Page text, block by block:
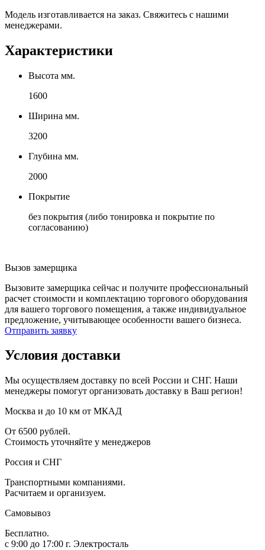
Модель изготавливается на заказ. Свяжитесь с нашими
менеджерами.
Характеристики
Высота мм.
1600
Ширина мм.
3200
Глубина мм.
2000
Покрытие
без покрытия (либо тонировка и покрытие по
согласованию)
Вызов замерщика
Вызовите замерщика сейчас и получите профессиональный
расчет стоимости и комплектацию торгового оборудования
для вашего торгового помещения, а также индивидуальное
предложение, учитывающее особенности вашего бизнеса.
Отправить заявку
Условия доставки
Мы осуществляем доставку по всей России и СНГ. Наши
менеджеры помогут организовать доставку в Ваш регион!
Москва и до 10 км от МКАД
От 6500 рублей.
Стоимость уточняйте у менеджеров
Россия и СНГ
Транспортными компаниями.
Расчитаем и организуем.
Самовывоз
Бесплатно.
с 9:00 до 17:00 г. Электросталь